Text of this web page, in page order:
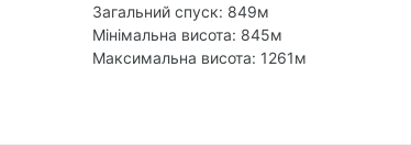
Загальний спуск: 849м
Мінімальна висота: 845м
Максимальна висота: 1261м